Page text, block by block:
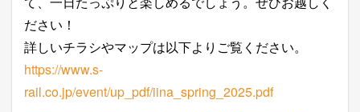
ださい！
詳しいチラシやマップは以下よりご覧ください。
https://www.s-
rail.co.jp/event/up_pdf/iina_spring_2025.pdf